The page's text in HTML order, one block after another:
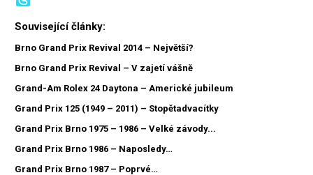
Související články:
Brno Grand Prix Revival 2014 – Největší?
Brno Grand Prix Revival – V zajetí vášně
Grand-Am Rolex 24 Daytona – Americké jubileum
Grand Prix 125 (1949 – 2011) – Stopětadvacítky
Grand Prix Brno 1975 – 1986 – Velké závody...
Grand Prix Brno 1986 – Naposledy…
Grand Prix Brno 1987 – Poprvé…